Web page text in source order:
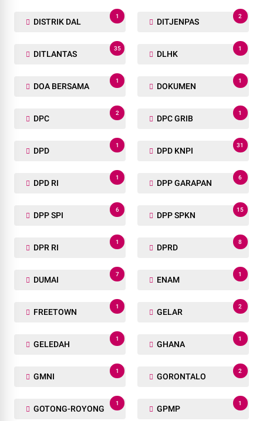
DISTRIK DAL
1
DITJENPAS
2
DITLANTAS
35
DLHK
1
DOA BERSAMA
1
DOKUMEN
1
DPC
2
DPC GRIB
1
DPD
1
DPD KNPI
31
DPD RI
1
DPP GARAPAN
6
DPP SPI
6
DPP SPKN
15
DPR RI
1
DPRD
8
DUMAI
7
ENAM
1
FREETOWN
1
GELAR
2
GELEDAH
1
GHANA
1
GMNI
1
GORONTALO
2
GOTONG-ROYONG
1
GPMP
1